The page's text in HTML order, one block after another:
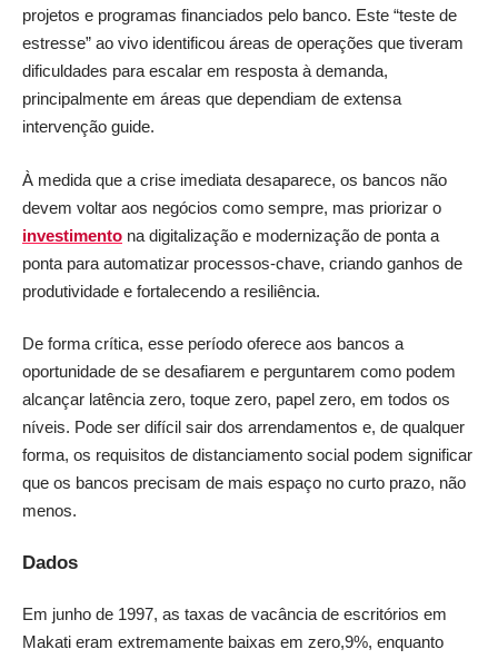
projetos e programas financiados pelo banco. Este “teste de
estresse” ao vivo identificou áreas de operações que tiveram
dificuldades para escalar em resposta à demanda,
principalmente em áreas que dependiam de extensa
intervenção guide.
À medida que a crise imediata desaparece, os bancos não
devem voltar aos negócios como sempre, mas priorizar o
investimento na digitalização e modernização de ponta a
ponta para automatizar processos-chave, criando ganhos de
produtividade e fortalecendo a resiliência.
De forma crítica, esse período oferece aos bancos a
oportunidade de se desafiarem e perguntarem como podem
alcançar latência zero, toque zero, papel zero, em todos os
níveis. Pode ser difícil sair dos arrendamentos e, de qualquer
forma, os requisitos de distanciamento social podem significar
que os bancos precisam de mais espaço no curto prazo, não
menos.
Dados
Em junho de 1997, as taxas de vacância de escritórios em
Makati eram extremamente baixas em zero,9%, enquanto